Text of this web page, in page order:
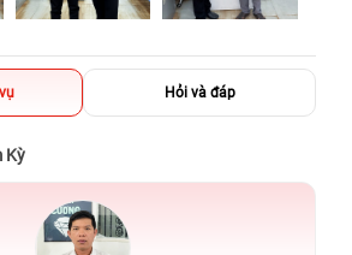
Hỏi và đáp
Kỳ